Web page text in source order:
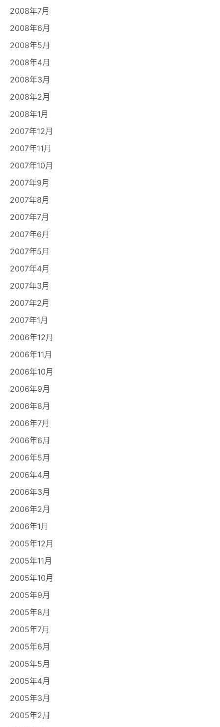
2008年7月
2008年6月
2008年5月
2008年4月
2008年3月
2008年2月
2008年1月
2007年12月
2007年11月
2007年10月
2007年9月
2007年8月
2007年7月
2007年6月
2007年5月
2007年4月
2007年3月
2007年2月
2007年1月
2006年12月
2006年11月
2006年10月
2006年9月
2006年8月
2006年7月
2006年6月
2006年5月
2006年4月
2006年3月
2006年2月
2006年1月
2005年12月
2005年11月
2005年10月
2005年9月
2005年8月
2005年7月
2005年6月
2005年5月
2005年4月
2005年3月
2005年2月